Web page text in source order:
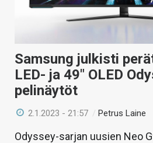
Samsung julkisti
LED- ja 49″ OLED
pelinäytöt
2.1.2023 - 21:57 /Petrus Laine
Odyssey-sarjan uusien Neo